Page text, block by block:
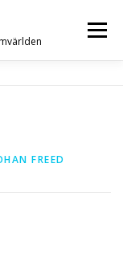
Meny
FREED